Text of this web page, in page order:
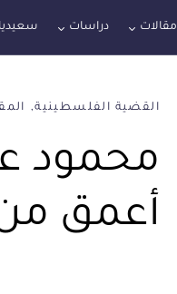
مقالات دراسات
القضية الفلسطينية
محمود
أعمق من